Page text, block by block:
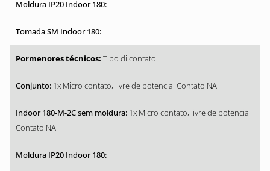
Tipo di contato
1x Micro contato, livre de potencial Contato NA
1x Micro contato, livre de potencial
Contato NA